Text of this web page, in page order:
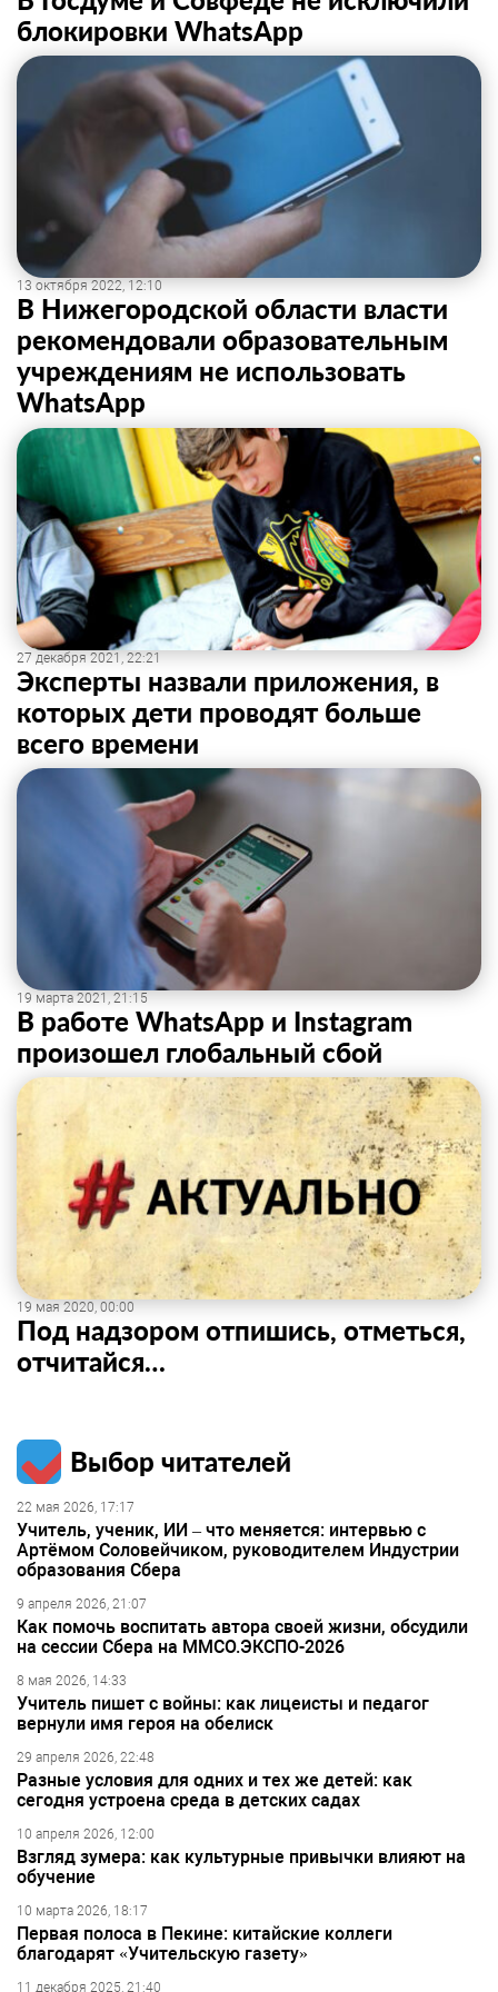
блокировки WhatsApp
13 октября 2022, 12:10
В Нижегородской области власти
рекомендовали образовательным
учреждениям не использовать
WhatsApp
27 декабря 2021, 22:21
Эксперты назвали приложения, в
которых дети проводят больше
всего времени
19 марта 2021, 21:15
В работе WhatsApp и Instagram
произошел глобальный сбой
19 мая 2020, 00:00
Под надзором отпишись, отметься,
отчитайся…
Выбор читателей
22 мая 2026, 17:17
Учитель, ученик, ИИ – что меняется: интервью с
Артёмом Соловейчиком, руководителем Индустрии
образования Сбера
9 апреля 2026, 21:07
Как помочь воспитать автора своей жизни, обсудили
на сессии Сбера на ММСО.ЭКСПО-2026
8 мая 2026, 14:33
Учитель пишет с войны: как лицеисты и педагог
вернули имя героя на обелиск
29 апреля 2026, 22:48
Разные условия для одних и тех же детей: как
сегодня устроена среда в детских садах
10 апреля 2026, 12:00
Взгляд зумера: как культурные привычки влияют на
обучение
10 марта 2026, 18:17
Первая полоса в Пекине: китайские коллеги
благодарят «Учительскую газету»
11 декабря 2025, 21:40